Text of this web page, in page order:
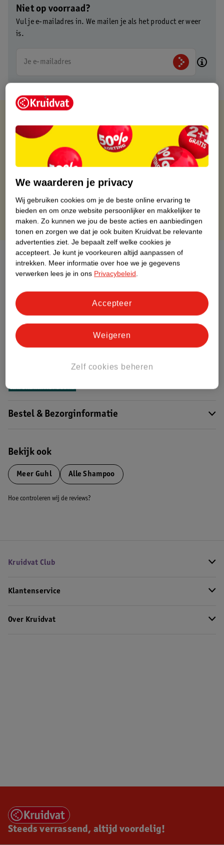
Niet op voorraad?
Vul je e-mailadres in. We mailen je als het product er weer
is.
Je e-mailadres
Gratis ophalen in de winkel
Op werkdagen voor 22:00 uur besteld, volgende dag in huis
Gratis thuisbezorgd vanaf 50.00
Gratis retourneren binnen 30 dagen
Gratis punten met je Kruidvat kaart
Over dit product
Productinformatie
Etiketinformatie
Nature Impact Score
Impact Score.
Bestel & Bezorginformatie
Bekijk ook
Meer Guhl Alle Shampoo
Hoe controleren wij de reviews?
Kruidvat Club
Klantenservice
Over Kruidvat
Steeds verrassend, altijd voordelig!
We waarderen je privacy
Wij gebruiken cookies om je de beste online ervaring te
bieden en om onze website persoonlijker en makkelijker te
maken. Zo kunnen we jou de beste acties en aanbiedingen
tonen en zorgen we dat je ook buiten Kruidvat.be relevante
advertenties ziet. Je bepaalt zelf welke cookies je
accepteert. Je kunt je voorkeuren altijd aanpassen of
intrekken. Meer informatie over hoe we je gegevens
verwerken lees je in ons Privacybeleid.
Zelf cookies beheren
Weigeren
Accepteer